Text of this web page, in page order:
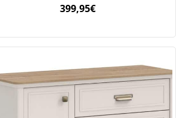
399,95€